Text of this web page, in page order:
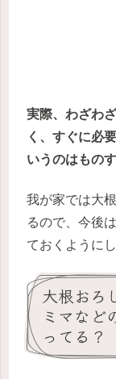
実際、わざわ
く、すぐに必
いうのはもの
我が家では大
るので、今後
ておくように
大根おろ
ミマなど
ってる？